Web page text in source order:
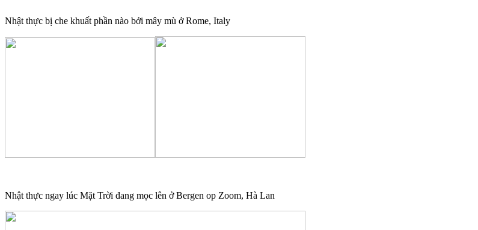
Nhật thực bị che khuất phần nào bởi mây mù ở Rome, Italy
Nhật thực ngay lúc Mặt Trời đang mọc lên ở Bergen op Zoom, Hà Lan